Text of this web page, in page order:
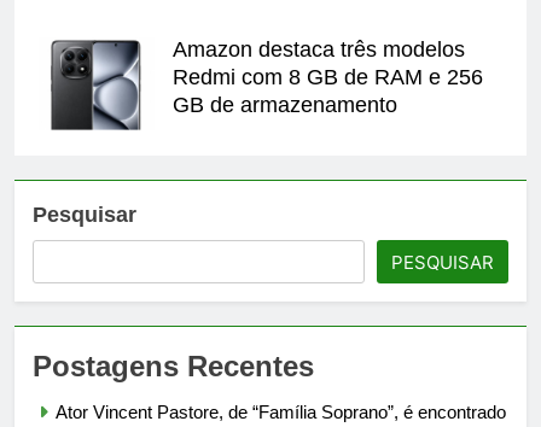
Amazon destaca três modelos
Redmi com 8 GB de RAM e 256
GB de armazenamento
Pesquisar
PESQUISAR
Postagens Recentes
Ator Vincent Pastore, de “Família Soprano”, é encontrado